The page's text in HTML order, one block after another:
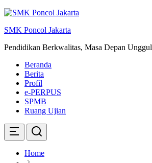
SMK Poncol Jakarta
Pendidikan Berkwalitas, Masa Depan Unggul
Beranda
Berita
Profil
e-PERPUS
SPMB
Ruang Ujian
Home